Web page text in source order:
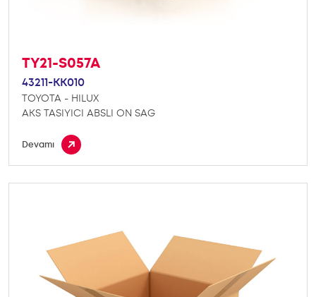
TY21-S057A
43211-KK010
TOYOTA - HILUX
AKS TASIYICI ABSLI ON SAG
Devamı